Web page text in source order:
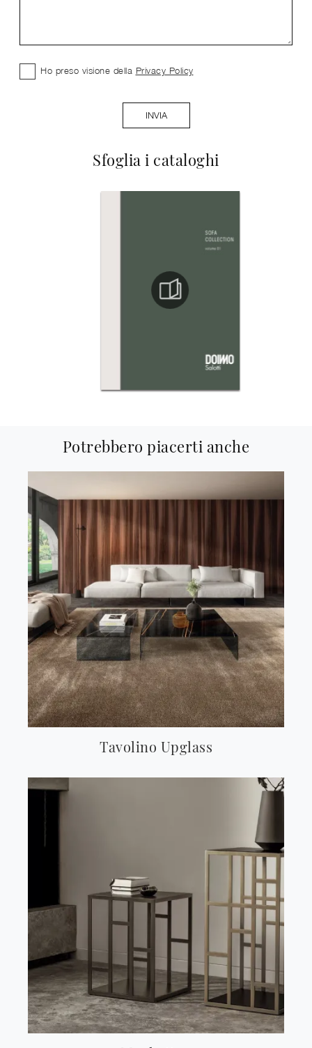
Sfoglia i cataloghi
Ho preso visione della Privacy Policy
INVIA
Potrebbero piacerti anche
Tavolino Upglass